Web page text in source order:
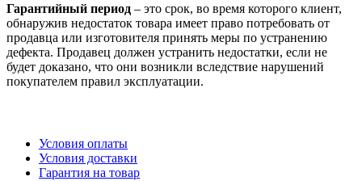
Гарантийный период – это срок, во время которого клиент,
обнаружив недостаток товара имеет право потребовать от
продавца или изготовителя принять меры по устранению
дефекта. Продавец должен устранить недостатки, если не
будет доказано, что они возникли вследствие нарушений
покупателем правил эксплуатации.
Условия оплаты
Условия доставки
Гарантия на товар